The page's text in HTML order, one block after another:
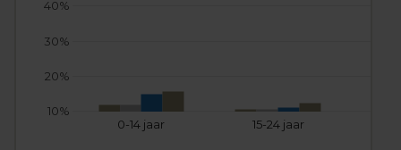
0-14 jaar 15-24 jaar
10%
20%
30%
40%